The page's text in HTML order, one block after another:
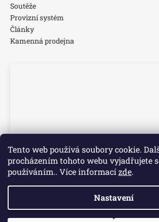
Tento web používá soubory cookie.
procházením tohoto webu vyjadřujete
používáním.. Více informacízde.
Nastavení
Soutěže
Provizní systém
Články
Kamenná prodejna